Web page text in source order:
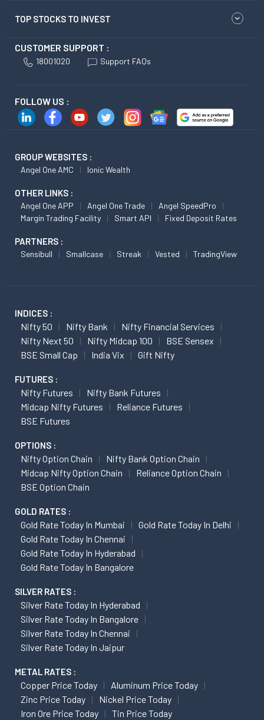
TOP STOCKS TO INVEST
CUSTOMER SUPPORT :
18001020 Support FAQs
FOLLOW US :
GROUP WEBSITES :
Angel One AMC Ionic Wealth
OTHER LINKS :
Angel One APP Angel One Trade
Angel SpeedPro
Margin Trading Facility
Smart API Fixed Deposit Rates
PARTNERS :
Sensibull Smallcase Streak Vested TradingView
INDICES :
Nifty 50 Nifty Bank
Nifty Financial Services
Nifty Next 50
Nifty Midcap 100
BSE Sensex
BSE Small Cap
India Vix Gift Nifty
FUTURES :
Nifty Futures
Nifty Bank Futures
Midcap Nifty Futures
Reliance Futures
BSE Futures
OPTIONS :
Nifty Option Chain
Nifty Bank Option Chain
Midcap Nifty Option Chain
Reliance Option Chain
BSE Option Chain
GOLD RATES :
Gold Rate Today In Mumbai
Gold Rate Today In Delhi
Gold Rate Today In Chennai
Gold Rate Today In Hyderabad
Gold Rate Today In Bangalore
SILVER RATES :
Silver Rate Today In Hyderabad
Silver Rate Today In Bangalore
Silver Rate Today In Chennai
Silver Rate Today In Jaipur
METAL RATES :
Copper Price Today
Aluminum Price Today
Zinc Price Today
Nickel Price Today
Iron Ore Price Today
Tin Price Today